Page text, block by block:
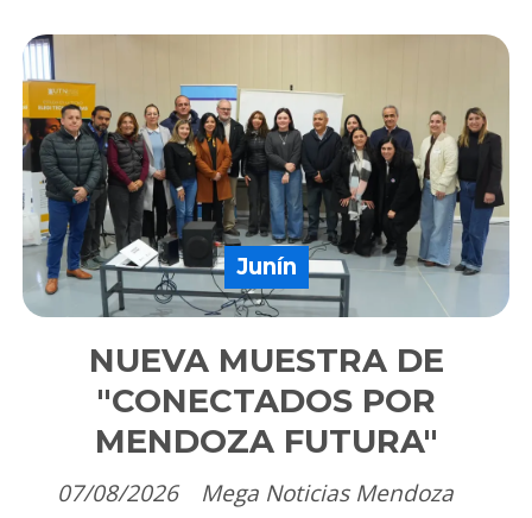
NUEVA MUESTRA DE
"CONECTADOS POR
MENDOZA FUTURA"
Mega Noticias Mendoza
Junín
07/08/2026